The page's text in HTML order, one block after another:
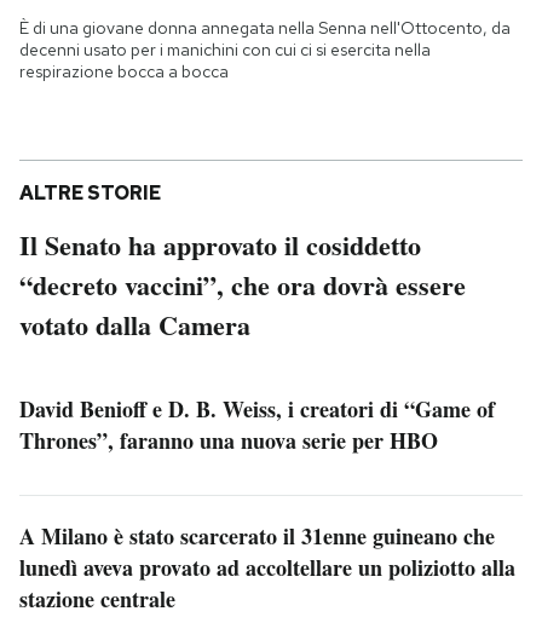
È di una giovane donna annegata nella Senna nell'Ottocento, da
decenni usato per i manichini con cui ci si esercita nella
respirazione bocca a bocca
ALTRE STORIE
Il Senato ha approvato il cosiddetto
“decreto vaccini”, che ora dovrà essere
votato dalla Camera
David Benioff e D. B. Weiss, i creatori di “Game of
Thrones”, faranno una nuova serie per HBO
A Milano è stato scarcerato il 31enne guineano che
lunedì aveva provato ad accoltellare un poliziotto alla
stazione centrale